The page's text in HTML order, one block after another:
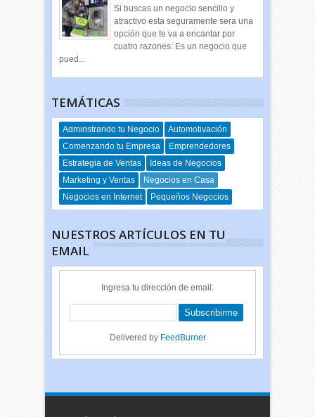
Si buscas un negocio sencillo y
atractivo esta seguramente sera una
opción que te va a encantar por
cuatro razones: Es un negocio que
pued...
TEMÁTICAS
Adminstrando tu Negocio
Automotivación
Comenzando tu Empresa
Emprendedores
Estrategia de Ventas
Ideas de Negocios
Marketing y Ventas
Negocios en Casa
Negocios en Internet
Pequeños Negocios
NUESTROS ARTÍCULOS EN TU
EMAIL
Ingresa tu dirección de email:
Delivered by FeedBurner